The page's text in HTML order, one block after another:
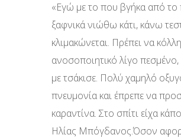
«Εγώ με το που βγήκα από το
ξαφνικά νιώθω κάτι, κάνω
κλιμακώνεται. Πρέπει να
ανοσοποιητικό λίγο
με τσάκισε. Πολύ χαμηλό
πνευμονία και έπρεπε να
καραντίνα. Στο σπίτι είχα
Ηλίας Μπόγδανος.Όσον